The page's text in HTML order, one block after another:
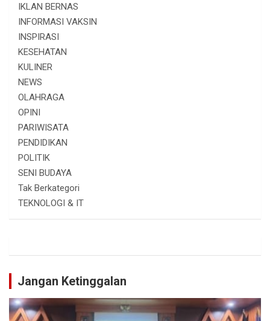
IKLAN BERNAS
INFORMASI VAKSIN
INSPIRASI
KESEHATAN
KULINER
NEWS
OLAHRAGA
OPINI
PARIWISATA
PENDIDIKAN
POLITIK
SENI BUDAYA
Tak Berkategori
TEKNOLOGI & IT
Jangan Ketinggalan